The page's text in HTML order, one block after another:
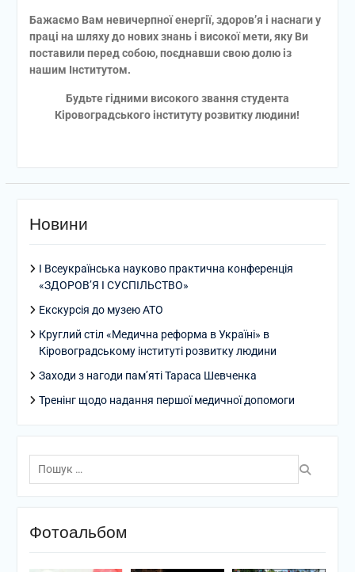
Бажаємо Вам невичерпної енергії, здоров’я і наснаги у
праці на шляху до нових знань і високої мети, яку Ви
поставили перед собою, поєднавши свою долю із
нашим Інститутом.
Будьте гідними високого звання студента
Кіровоградського інституту розвитку людини!
Новини
І Всеукраїнська науково практична конференція
«ЗДОРОВ’Я І СУСПІЛЬСТВО»
Екскурсія до музею АТО
Круглий стіл «Медична реформа в Україні» в
Кіровоградському інституті розвитку людини
Заходи з нагоди пам’яті Тараса Шевченка
Тренінг щодо надання першої медичної допомоги
Пошук:
Фотоальбом